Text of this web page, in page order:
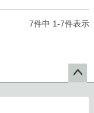
7件中 1-7件表示